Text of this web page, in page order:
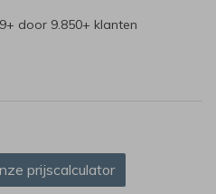
door 9.850+ klanten
prijscalculator